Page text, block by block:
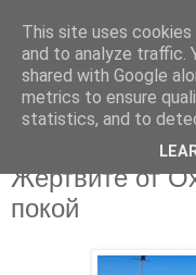
Жертвите от
покой
This site uses
and to analyze traffic.
shared with Google
metrics to ensure
statistics, and to